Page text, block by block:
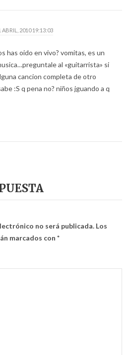
ABRIL, 2010 19:13:03
has oido en vivo? vomitas, es un
al «guitarrista» si
cancion completa de otro
:S q pena no? niños jguando a q
no será publicada. Los
marcados con *